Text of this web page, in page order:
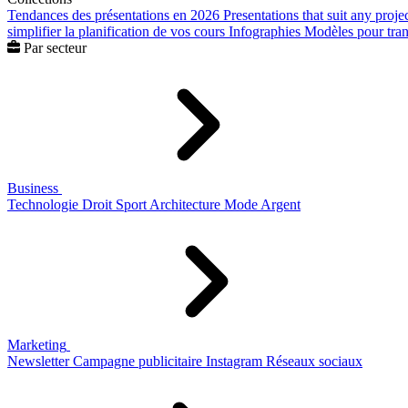
Tendances des présentations en 2026 Presentations that suit any
simplifier la planification de vos cours Infographies Modèles pour
Par secteur
Business
Technologie Droit Sport Architecture Mode Argent
Marketing
Newsletter Campagne publicitaire Instagram Réseaux sociaux